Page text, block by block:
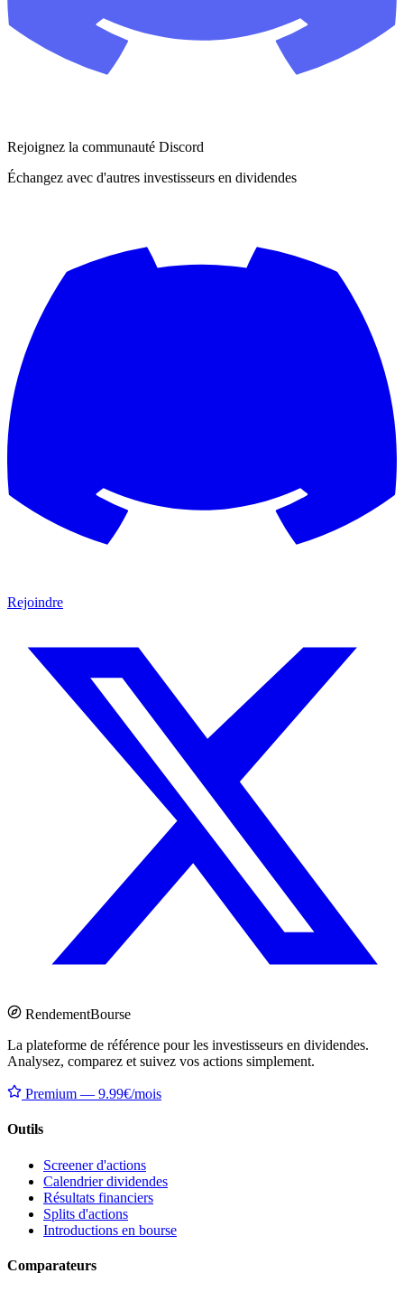
Rejoignez la communauté Discord
Échangez avec d'autres investisseurs en dividendes
Rejoindre
RendementBourse
La plateforme de référence pour les investisseurs en dividendes.
Analysez, comparez et suivez vos actions simplement.
Premium — 9.99€/mois
Outils
Screener d'actions
Calendrier dividendes
Résultats financiers
Splits d'actions
Introductions en bourse
Comparateurs